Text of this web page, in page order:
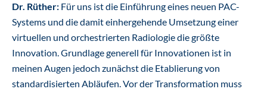
Dr. Rüther: Für uns ist die Einführung eines neuen PAC-
Systems und die damit einhergehende Umsetzung einer
virtuellen und orchestrierten Radiologie die größte
Innovation. Grundlage generell für Innovationen ist in
meinen Augen jedoch zunächst die Etablierung von
standardisierten Abläufen. Vor der Transformation muss